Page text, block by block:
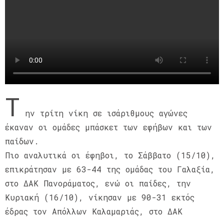
Τ
ην τρίτη νίκη σε ισάριθμους αγώνες
έκαναν οι ομάδες μπάσκετ των εφήβων και των
παίδων.
Πιο αναλυτικά οι έφηβοι, το Σάββατο (15/10),
επικράτησαν με 63-44 της ομάδας του Γαλαξία,
στο ΔΑΚ Πανοράματος, ενώ οι παίδες, την
Κυριακή (16/10), νίκησαν με 90-31 εκτός
έδρας τον Απόλλων Καλαμαριάς, στο ΔΑΚ